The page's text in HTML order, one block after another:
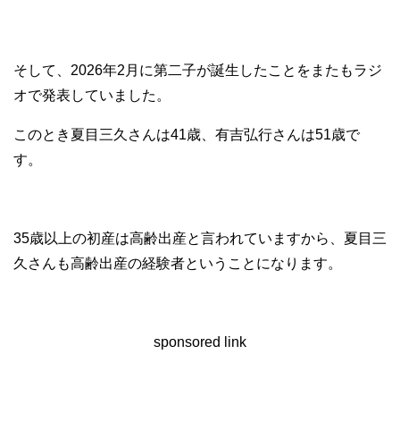
そして、2026年2月に第二子が誕生したことをまたもラジ
オで発表していました。
このとき夏目三久さんは41歳、有吉弘行さんは51歳で
す。
35歳以上の初産は高齢出産と言われていますから、夏目三
久さんも高齢出産の経験者ということになります。
sponsored link